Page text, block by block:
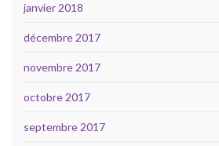
janvier 2018
décembre 2017
novembre 2017
octobre 2017
septembre 2017